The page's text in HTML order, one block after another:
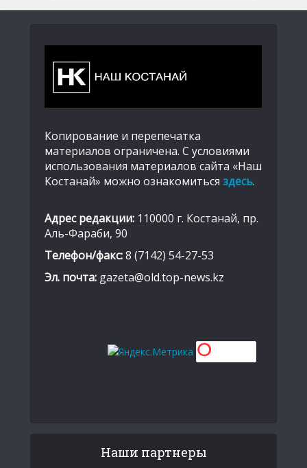
Копирование и перепечатка
материалов ограничена. С условиями
использования материалов сайта «Наш
Костанай» можно ознакомиться здесь.
Адрес редакции: 110000 г. Костанай, пр.
Аль-Фараби, 90
Телефон/факс:8 (7142) 54-27-53
Эл. почта: gazeta@old.top-news.kz
Наши партнеры